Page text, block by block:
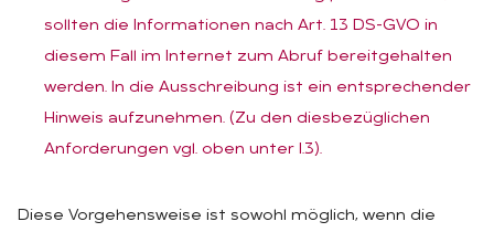
sollten die Informationen nach Art. 13 DS-GVO in
diesem Fall im Internet zum Abruf bereitgehalten
werden. In die Ausschreibung ist ein entsprechender
Hinweis aufzunehmen. (Zu den diesbezüglichen
Anforderungen vgl. oben unter I.3).
Diese Vorgehensweise ist sowohl möglich, wenn die